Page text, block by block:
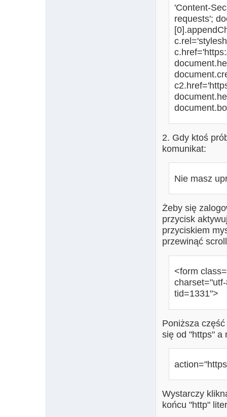
'Content-
requests';
2. Gdy ktoś
komunikat:
Nie masz
Żeby się
przycisk
przyciskiem
przewinąć
<form
tid=1331">
Poniższa
się od "https" a
Wystarczy
końcu "http"